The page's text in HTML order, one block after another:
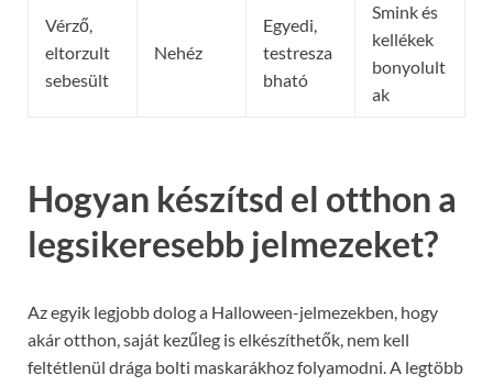
Vérző,
eltorzult
sebesült
Nehéz
Egyedi,
testresza
bható
Smink és
kellékek
bonyolult
ak
Hogyan készítsd el otthon a
legsikeresebb jelmezeket?
Az egyik legjobb dolog a Halloween-jelmezekben, hogy
akár otthon, saját kezűleg is elkészíthetők, nem kell
feltétlenül drága bolti maskarákhoz folyamodni. A legtöbb